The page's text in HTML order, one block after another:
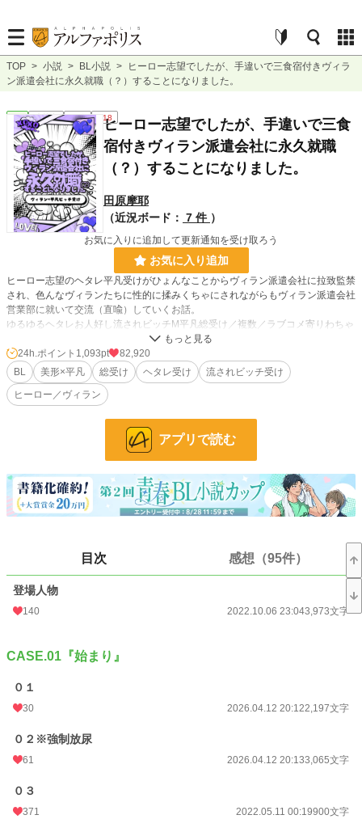
TOP > 小説 > BL小説 >
ヒーロー志望でしたが、手違いで三食宿付きヴィラ
ン派遣会社に永久就職（？）することになりました。
BL 連載中 長編 R18
ヒーロー志望でしたが、手違いで三食
宿付きヴィラン派遣会社に永久就職
（？）することになりました。
田原摩耶
（近況ボード： 7 件 ）
お気に入りに追加して更新通知を受け取ろう
お気に入り追加
ヒーロー志望のヘタレ平凡受けがひょんなことからヴィラン派遣会社に拉致監禁
され、色んなヴィランたちに性的に揉みくちゃにされながらもヴィラン派遣会社
営業部に就いて交流（直喩）していくお話。
ゆるゆるヘタレお人好し流されビッチM平凡総受け／複数／ラブコメ寄りわちゃ
小説 1,303 位 / 228,795 件
BL 210 位 / 31,417 件
1,093 pt
文字数 909,594
更新日時 2026.08.05 13:08
累計ポイント 1,716,025 pt (3,348 位)
24h.ポイント 1,093pt
82,920
BL
美形×平凡 総受け ヘタレ受け
流されビッチ受け
ヒーロー／ヴィラン
アプリで読む
目次 感想（95件）
登場人物
140 2022.10.06 23:043,973文字
CASE.01『始まり』
０１
30 2026.04.12 20:122,197文字
０２※強制放尿
61 2026.04.12 20:133,065文字
０３
371 2022.05.11 00:19900文字